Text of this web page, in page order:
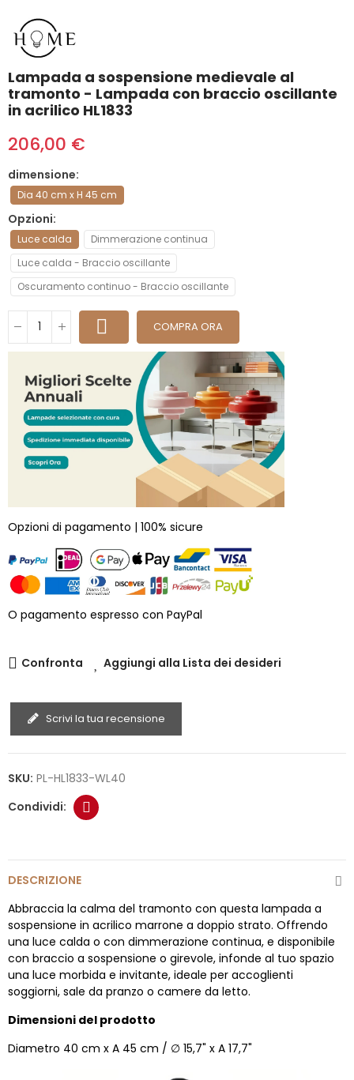
Lampada a sospensione medievale al
tramonto - Lampada con braccio oscillante
in acrilico HL1833
206,00 €
dimensione
Dia 40 cm x H 45 cm
Opzioni
Luce calda
Dimmerazione continua
Luce calda - Braccio oscillante
Oscuramento continuo - Braccio oscillante
COMPRA ORA
Opzioni di pagamento | 100% sicure
O pagamento espresso con PayPal
Confronta Aggiungi alla Lista dei desideri
Scrivi la tua recensione
SKU: PL-HL1833-WL40
DESCRIZIONE
Abbraccia la calma del tramonto con questa lampada a
sospensione in acrilico marrone a doppio strato. Offrendo
una luce calda o con dimmerazione continua, e disponibile
con braccio a sospensione o girevole, infonde al tuo spazio
una luce morbida e invitante, ideale per accoglienti
soggiorni, sale da pranzo o camere da letto.
Dimensioni del prodotto
Diametro 40 cm x A 45 cm / ∅ 15,7" x A 17,7"